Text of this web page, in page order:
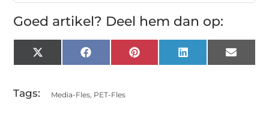
Goed artikel? Deel hem dan op:
X
(Twitter)
FacebookPinterestLinkedInEmail
Tags: Media-Fles, PET-Fles